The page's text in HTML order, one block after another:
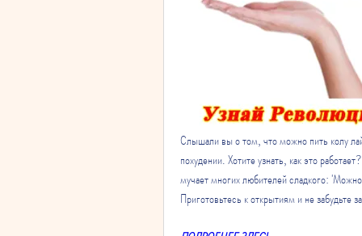
Слышали вы о том, что можно пить колу
похудении. Хотите узнать, как это
мучает многих любителей сладкого:
Приготовьтесь к открытиям и не забудьте